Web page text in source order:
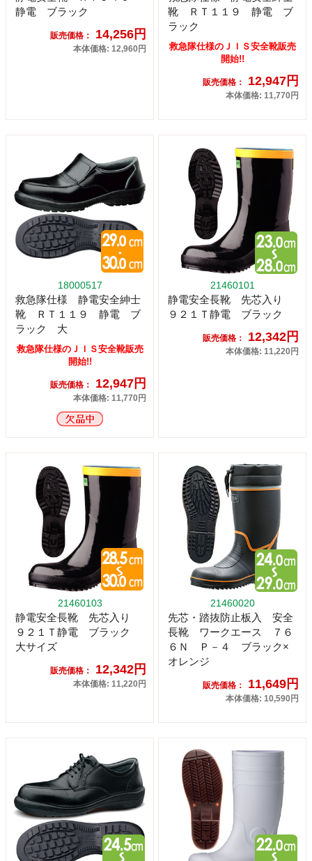
静電 ブラック
販売価格： 14,256円
本体価格: 12,960円
靴 ＲＴ１１９ 静電 ブ
ラック
救急隊仕様のＪＩＳ安全靴販売
開始!!
販売価格： 12,947円
本体価格: 11,770円
18000517
救急隊仕様 静電安全紳士
靴 ＲＴ１１９ 静電 ブ
ラック 大
救急隊仕様のＪＩＳ安全靴販売
開始!!
販売価格： 12,947円
本体価格: 11,770円
21460101
静電安全長靴 先芯入り
９２１Ｔ静電 ブラック
販売価格： 12,342円
本体価格: 11,220円
21460103
静電安全長靴 先芯入り
９２１Ｔ静電 ブラック
大サイズ
販売価格： 12,342円
本体価格: 11,220円
21460020
先芯・踏抜防止板入 安全
長靴 ワークエース ７６
６Ｎ Ｐ－４ ブラック×
オレンジ
販売価格： 11,649円
本体価格: 10,590円